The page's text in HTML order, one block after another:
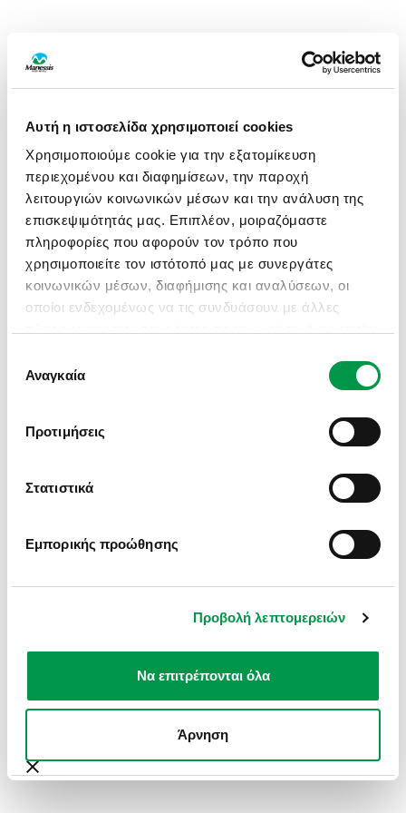
Αυτή η ιστοσελίδα χρησιμοποιεί cookies
Χρησιμοποιούμε cookie για την εξατομίκευση
περιεχομένου και διαφημίσεων, την παροχή
λειτουργιών κοινωνικών μέσων και την ανάλυση της
επισκεψιμότητάς μας. Επιπλέον, μοιραζόμαστε
πληροφορίες που αφορούν τον τρόπο που
χρησιμοποιείτε τον ιστότοπό μας με συνεργάτες
κοινωνικών μέσων, διαφήμισης και αναλύσεων, οι
οποίοι ενδεχομένως να τις συνδυάσουν με άλλες
χρήση των υπηρεσιών τους.
συγκατάθεσης
Αναγκαία
Προτιμήσεις
Στατιστικά
Εμπορικής προώθησης
Προβολή λεπτομερειών
Να επιτρέπονται όλα
Άρνηση
APPLICATION ERROR: A CLIENT-SIDE EXCEPTION HAS